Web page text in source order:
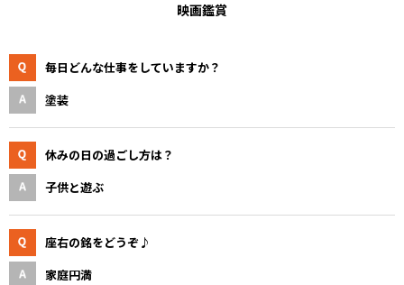
映画鑑賞
毎日どんな仕事をしていますか？
塗装
休みの日の過ごし方は？
子供と遊ぶ
座右の銘をどうぞ♪
家庭円満